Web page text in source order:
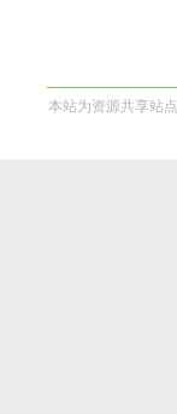
本站为资源共享站